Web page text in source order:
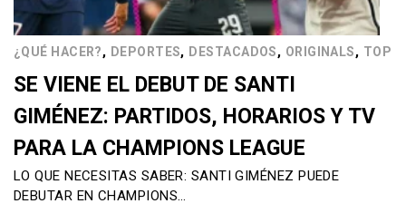
¿QUÉ HACER?, DEPORTES, DESTACADOS, ORIGINALS, TOP
SE VIENE EL DEBUT DE SANTI
GIMÉNEZ: PARTIDOS, HORARIOS Y TV
PARA LA CHAMPIONS LEAGUE
LO QUE NECESITAS SABER: SANTI GIMÉNEZ PUEDE
DEBUTAR EN CHAMPIONS…